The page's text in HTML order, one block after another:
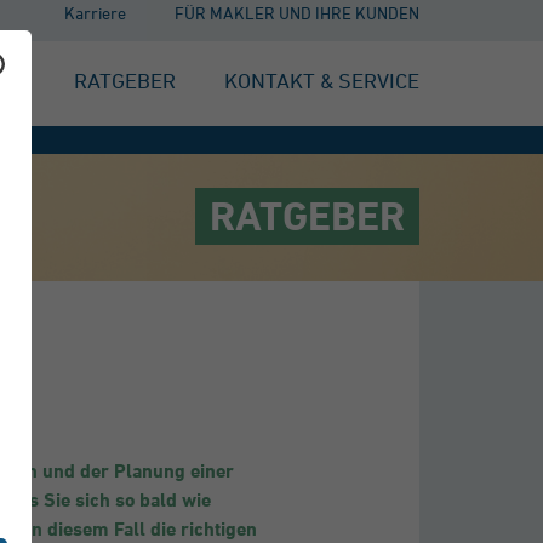
RATGEBER KONTAKT & SERVICE
Karriere FÜR MAKLER UND IHRE KUNDEN
RATGEBER
und der Planung einer
Sie sich so bald wie
in diesem Fall die richtigen